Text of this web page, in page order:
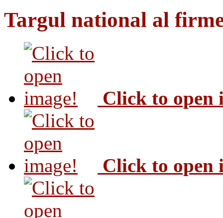
Targul national al
Click to open
Click to open